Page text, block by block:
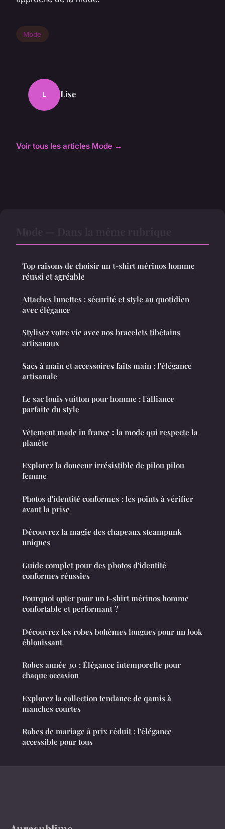
Mode
L Lise
Voir tous les articles Mode →
Top raisons de choisir un t-shirt mérinos homme
réussi et agréable
Attaches lunettes : sécurité et style au quotidien
avec élégance
Stylisez votre vie avec nos bracelets tibétains
artisanaux
Sacs à main et accessoires faits main : l'élégance
artisanale
Le sac louis vuitton pour homme : l'alliance
parfaite du style
Vêtement made in france : la mode qui respecte la
planète
Explorez la douceur irrésistible de pilou pilou
femme
Photos d'identité conformes : les points à vérifier
avant la prise
Découvrez la magie des chapeaux steampunk
uniques
Guide complet pour des photos d'identité
conformes réussies
Pourquoi opter pour un t-shirt mérinos homme
confortable et performant ?
Découvrez les robes bohèmes longues pour un look
éblouissant
Robes année 30 : Élégance intemporelle pour
chaque occasion
Explorez la collection tendance de qamis à
manches courtes
Robes de mariage à prix réduit : l'élégance
accessible pour tous